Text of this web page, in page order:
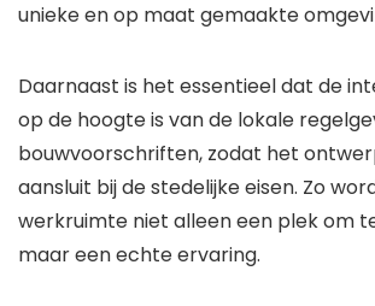
unieke en op maat gemaakte
Daarnaast is het essentieel dat de
op de hoogte is van de lokale
bouwvoorschriften, zodat het
aansluit bij de stedelijke eisen. Zo
werkruimte niet alleen een plek om
maar een echte ervaring.